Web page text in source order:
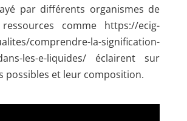
par différents organismes de
comme https://ecig-
comprendre-la-signification-
les-e-liquides/ éclairent sur
possibles et leur composition.